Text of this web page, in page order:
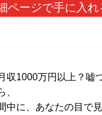
ページで手に入れ
収1000万円以上？嘘
、
中に、あなたの目で